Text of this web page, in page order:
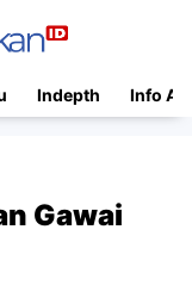
Indepth Info
Gawai